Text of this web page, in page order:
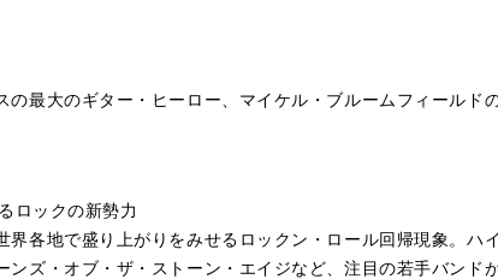
の最大のギター・ヒーロー、マイケル・ブルームフィール
ロックの新勢力
界各地で盛り上がりをみせるロックン・ロール回帰現象。ハ
ンズ・オブ・ザ・ストーン・エイジなど、注目の若手バンド